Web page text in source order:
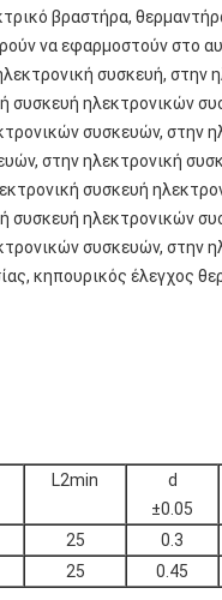
βραστήρα,
να εφαρμοστούν στο
συσκευή, στην
συσκευή ηλεκτρονικών
συσκευών, στην
στην ηλεκτρονική
συσκευή
συσκευή ηλεκτρονικών
συσκευών, στην
κηπουρικός έλεγχος
L2min
d
±0.05
25 0.3
25 0.45